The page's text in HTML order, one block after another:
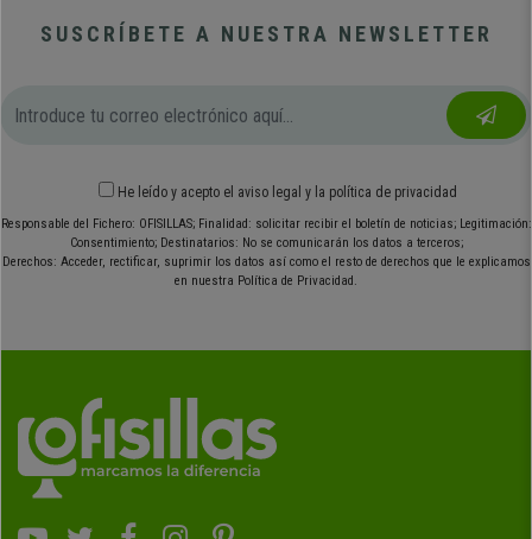
SUSCRÍBETE A NUESTRA NEWSLETTER
He leído y acepto el aviso legal y la política de privacidad
Responsable del Fichero: OFISILLAS; Finalidad: solicitar recibir el boletín de noticias; Legitimación:
Consentimiento; Destinatarios: No se comunicarán los datos a terceros;
Derechos: Acceder, rectificar, suprimir los datos así como el resto de derechos que le explicamos
en nuestra Política de Privacidad.